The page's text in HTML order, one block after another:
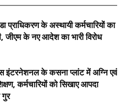
प्राधिकरण के अस्थायी कर्मचारियों का
जीएम के नए आदेश का भारी विरोध
इंटरनेशनल के कसना प्लांट में अग्नि एवं
कर्मचारियों को सिखाए आपदा